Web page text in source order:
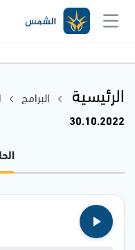
الرئيسية البرامج
30.10.2022